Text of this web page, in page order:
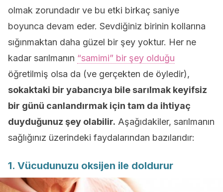
olmak zorundadır ve bu etki birkaç saniye
boyunca devam eder. Sevdiğiniz birinin kollarına
sığınmaktan daha güzel bir şey yoktur. Her ne
kadar sarılmanın “samimi” bir şey olduğu
öğretilmiş olsa da (ve gerçekten de öyledir),
sokaktaki bir yabancıya bile sarılmak keyifsiz
bir günü canlandırmak için tam da ihtiyaç
duyduğunuz şey olabilir. Aşağıdakiler, sarılmanın
sağlığınız üzerindeki faydalarından bazılarıdır:
1. Vücudunuzu oksijen ile doldurur